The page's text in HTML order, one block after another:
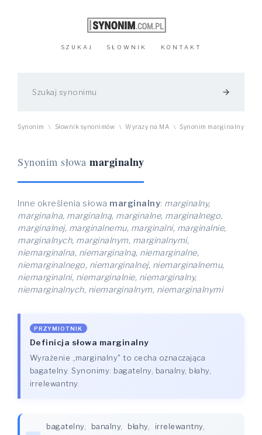
SZUKAJ SŁOWNIK KONTAKT
arrow_forward
Synonim \ Słownik synonimów \ Wyrazy na MA \ Synonim marginalny
Synonim słowa marginalny
Inne określenia słowa marginalny: marginalny,
marginalna, marginalną, marginalne, marginalnego,
marginalnej, marginalnemu, marginalni, marginalnie,
marginalnych, marginalnym, marginalnymi,
niemarginalna, niemarginalną, niemarginalne,
niemarginalnego, niemarginalnej, niemarginalnemu,
niemarginalni, niemarginalnie, niemarginalny,
niemarginalnych, niemarginalnym, niemarginalnymi
PRZYMIOTNIK
Definicja słowa marginalny
Wyrażenie „marginalny" to cecha oznaczająca
bagatelny. Synonimy: bagatelny, banalny, błahy,
irrelewantny.
bagatelny, banalny, błahy, irrelewantny,